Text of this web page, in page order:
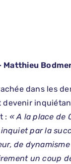
Matthieu
dans les
: « A la place de
par la
de
un coup